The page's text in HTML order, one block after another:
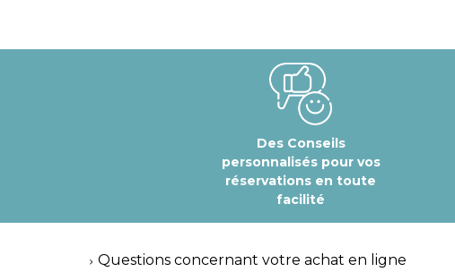
Des Conseils
personnalisés pour vos
réservations en toute
facilité
Questions concernant votre achat en ligne